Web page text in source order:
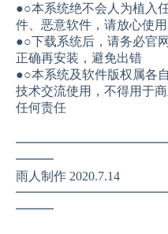
●○本系统绝不会人为植入
件、恶意软件，请放心使
●○下载系统后，请务必官
正确再安装，避免出错
●○本系统及软件版权属各
技术交流使用，不得用于
任何责任
━━━
雨人制作 2020.7.14
━━━